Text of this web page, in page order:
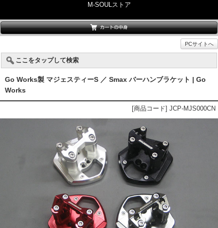
M-SOULストア
PCサイトへ
ここをタップして検索
Go Works製 マジェスティーS ／ Smax バーハンブラケット | Go
Works
[商品コード] JCP-MJS000CN